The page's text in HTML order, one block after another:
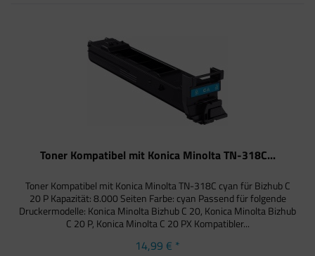
Toner Kompatibel mit Konica Minolta TN-318C...
Toner Kompatibel mit Konica Minolta TN-318C cyan für Bizhub C
20 P Kapazität: 8.000 Seiten Farbe: cyan Passend für folgende
Druckermodelle: Konica Minolta Bizhub C 20, Konica Minolta Bizhub
C 20 P, Konica Minolta C 20 PX Kompatibler...
14,99 € *